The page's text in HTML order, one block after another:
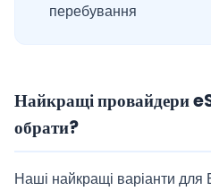
перебування
Найкращі провайдери
обрати?
Наші найкращі варіанти для